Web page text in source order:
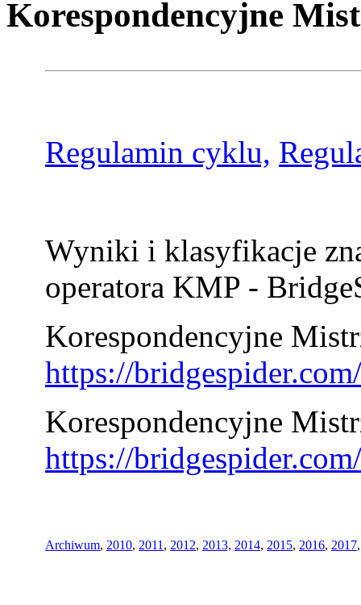
Korespondencyjne
Regulamin cyklu,
Wyniki i klasyfikacje
operatora KMP -
Korespondencyjne
https://
Korespondencyjne
https://
Archiwum, 2010, 2011 , 2012, 2013, 2014, 2015, 2016, 2017